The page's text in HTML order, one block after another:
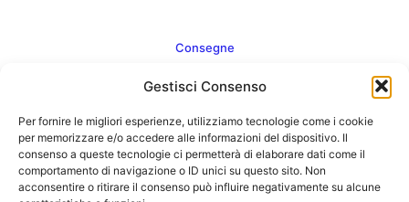
Gestisci Consenso
Per fornire le migliori esperienze, utilizziamo tecnologie come i cookie
per memorizzare e/o accedere alle informazioni del dispositivo. Il
consenso a queste tecnologie ci permetterà di elaborare dati come il
comportamento di navigazione o ID unici su questo sito. Non
acconsentire o ritirare il consenso può influire negativamente su alcune
Consegne
Come consegnamo
FAQ